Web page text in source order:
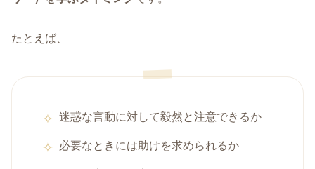
たとえば、
迷惑な言動に対して毅然と注意できるか
必要なときには助けを求められるか